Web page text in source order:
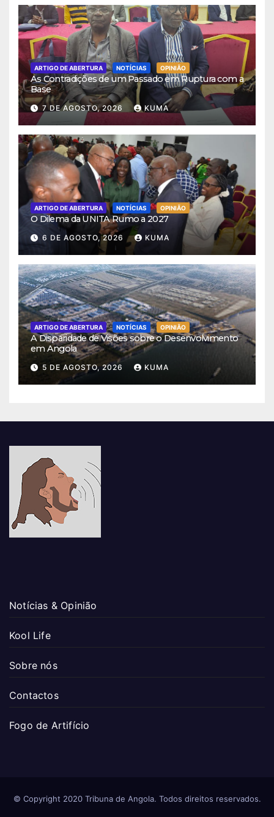
ARTIGO DE ABERTURA NOTÍCIAS OPINIÃO
As Contradições de um Passado em Ruptura com a
Base
7 DE AGOSTO, 2026 KUMA
ARTIGO DE ABERTURA NOTÍCIAS OPINIÃO
O Dilema da UNITA Rumo a 2027
6 DE AGOSTO, 2026 KUMA
ARTIGO DE ABERTURA NOTÍCIAS OPINIÃO
A Disparidade de Visões sobre o Desenvolvimento
em Angola
5 DE AGOSTO, 2026 KUMA
Notícias & Opinião
Kool Life
Sobre nós
Contactos
Fogo de Artifício
© Copyright 2020 Tribuna de Angola. Todos direitos reservados.